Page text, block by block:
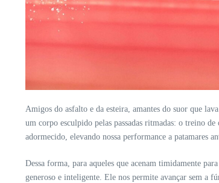
Amigos do asfalto e da esteira, amantes do suor que
um corpo esculpido pelas passadas ritmadas: o treino
adormecido, elevando nossa performance a patamares
Dessa forma, para aqueles que acenam timidamente
generoso e inteligente. Ele nos permite avançar sem a